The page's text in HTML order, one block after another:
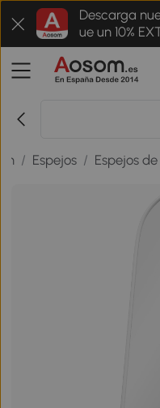
Descarga
ue un 10%
r pedido
/ Espejos / Espejos